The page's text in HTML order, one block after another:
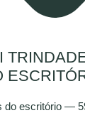
do escritório —